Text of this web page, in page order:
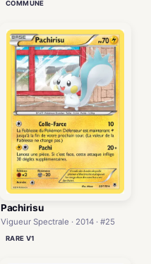
COMMUNE
Pachirisu
Vigueur Spectrale · 2014 · #25
RARE V1